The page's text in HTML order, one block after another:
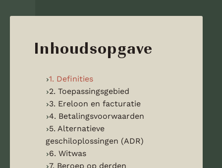
Inhoudsopgave
1. Definities
2. Toepassingsgebied
3. Ereloon en facturatie
4. Betalingsvoorwaarden
5. Alternatieve
geschiloplossingen (ADR)
6. Witwas
7. Beroep op derden